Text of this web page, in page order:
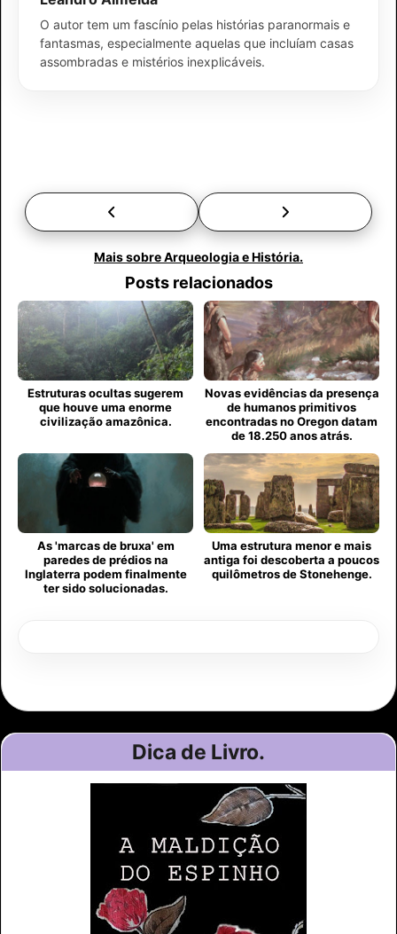
O autor tem um fascínio pelas histórias paranormais e
fantasmas, especialmente aquelas que incluíam casas
assombradas e mistérios inexplicáveis.
Mais sobre Arqueologia e História.
Posts relacionados
Estruturas ocultas sugerem
que houve uma enorme
civilização amazônica.
Novas evidências da presença
de humanos primitivos
encontradas no Oregon datam
de 18.250 anos atrás.
As 'marcas de bruxa' em
paredes de prédios na
Inglaterra podem finalmente
ter sido solucionadas.
Uma estrutura menor e mais
antiga foi descoberta a poucos
quilômetros de Stonehenge.
Dica de Livro.